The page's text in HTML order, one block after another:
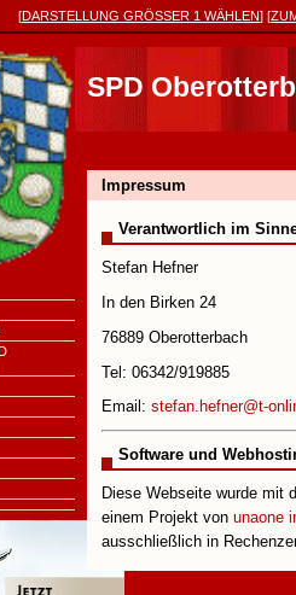
[DARSTELLUNG GRÖSSER 1 WÄHLEN] [
SPD
Impressum
Verantwortlich im
Stefan Hefner
In den Birken 24
76889 Oberotterbach
Tel: 06342/919885
Email: stefan.hefner@t-
Software und
Diese Webseite wurde mit
einem Projekt von unaone
ausschließlich in